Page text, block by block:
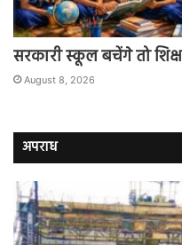
सरकारी स्कूल बचेंगे तो
August 8, 2026
अपराध